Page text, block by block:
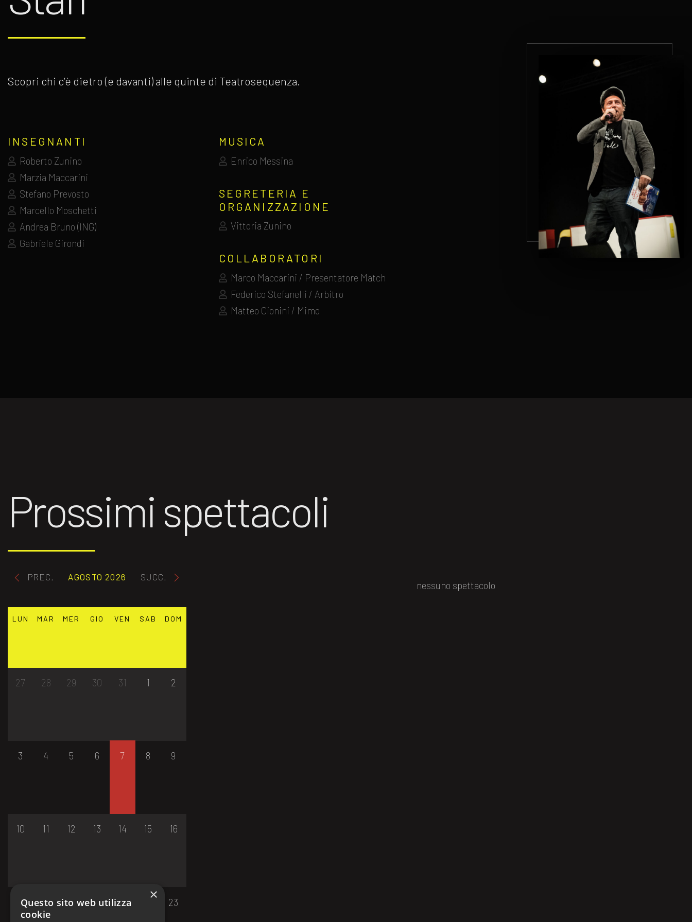
Scopri chi c’è dietro (e davanti) alle quinte di Teatrosequenza.
INSEGNANTI
Roberto Zunino
Marzia Maccarini
Stefano Prevosto
Marcello Moschetti
Andrea Bruno (ING)
Gabriele Girondi
MUSICA
Enrico Messina
SEGRETERIA E
ORGANIZZAZIONE
Vittoria Zunino
COLLABORATORI
Marco Maccarini / Presentatore Match
Federico Stefanelli / Arbitro
Matteo Cionini / Mimo
Prossimi spettacoli
PREC. AGOSTO 2026 SUCC.
LUN MAR MER GIO VEN SAB DOM
27 28 29 30 31 1 2
3 4 5 6 7 8 9
10 11 12 13 14 15 16
17 18 19 20 21 22 23
nessuno spettacolo
×
Questo sito web utilizza
cookie